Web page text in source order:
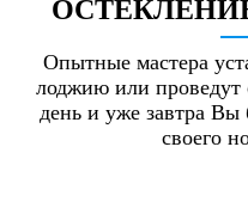
Опытные мастера
лоджию или проведут
день и уже завтра Вы
своего